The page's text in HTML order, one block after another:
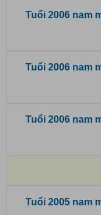
Tuổi 2006 nam
Tuổi 2006 nam
Tuổi 2006 nam
Tuổi 2005 nam